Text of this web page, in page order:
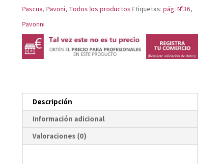
Pascua, Pavoni, Todos los productos Etiquetas: pág. Nº36,
Pavonni
Descripción
Información adicional
Valoraciones (0)